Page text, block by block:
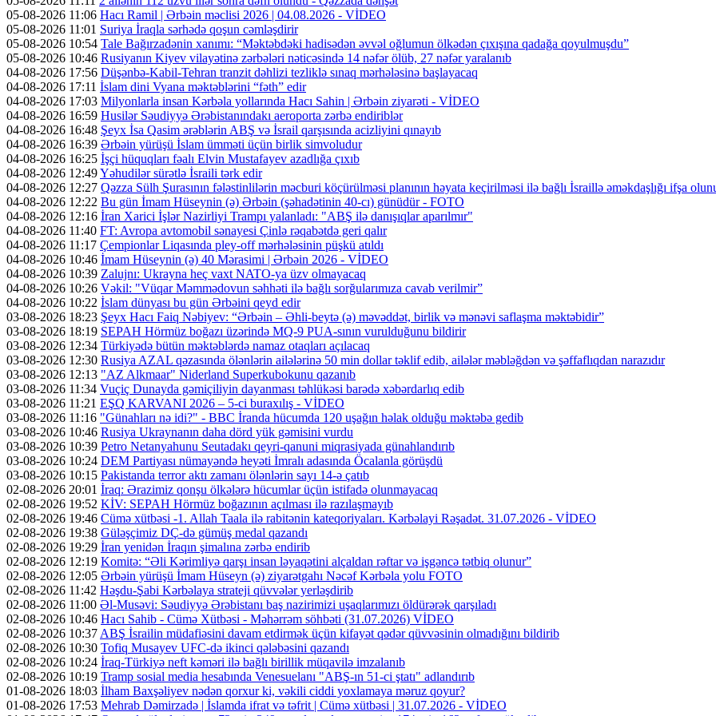
05-08-2026 11:06 Hacı Ramil | Ərbəin məclisi 2026 | 04.08.2026 - VİDEO
05-08-2026 11:01 Suriya İraqla sərhədə qoşun cəmləşdirir
05-08-2026 10:54 Tale Bağırzadənin xanımı: “Məktəbdəki hadisədən əvvəl oğlumun ölkədən çıxışına qadağa qoyulmuşdu”
05-08-2026 10:46 Rusiyanın Kiyev vilayətinə zərbələri nəticəsində 14 nəfər ölüb, 27 nəfər yaralanıb
04-08-2026 17:56 Düşənbə-Kabil-Tehran tranzit dəhlizi tezliklə sınaq mərhələsinə başlayacaq
04-08-2026 17:11 İslam dini Vyana məktəblərini “fəth” edir
04-08-2026 17:03 Milyonlarla insan Kərbəla yollarında Hacı Sahin | Ərbəin ziyarəti - VİDEO
04-08-2026 16:59 Husilər Səudiyyə Ərəbistanındakı aeroporta zərbə endiriblər
04-08-2026 16:48 Şeyx İsa Qasim ərəblərin ABŞ və İsrail qarşısında acizliyini qınayıb
04-08-2026 16:39 Ərbəin yürüşü İslam ümməti üçün birlik simvoludur
04-08-2026 16:25 İşçi hüquqları fəalı Elvin Mustafayev azadlığa çıxıb
04-08-2026 12:49Yəhudilər sürətlə İsraili tərk edir
04-08-2026 12:27 Qəzza Sülh Şurasının fələstinlilərin məcburi köçürülməsi planının həyata keçirilməsi ilə bağlı İsraillə əməkdaşlığı ifşa
04-08-2026 12:22 Bu gün İmam Hüseynin (ə) Ərbəin (şəhadətinin 40-cı) günüdür - FOTO
04-08-2026 12:16 İran Xarici İşlər Nazirliyi Trampı yalanladı: "ABŞ ilə danışıqlar aparılmır"
04-08-2026 11:40 FT: Avropa avtomobil sənayesi Çinlə rəqabətdə geri qalır
04-08-2026 11:17 Çempionlar Liqasında pley-off mərhələsinin püşkü atıldı
04-08-2026 10:46 İmam Hüseynin (ə) 40 Mərasimi | Ərbəin 2026 - VİDEO
04-08-2026 10:39 Zalujnı: Ukrayna heç vaxt NATO-ya üzv olmayacaq
04-08-2026 10:26 Vəkil: "Vüqar Məmmədovun səhhəti ilə bağlı sorğularımıza cavab verilmir”
04-08-2026 10:22 İslam dünyası bu gün Ərbəini qeyd edir
03-08-2026 18:23 Şeyx Hacı Faiq Nəbiyev: “Ərbəin – Əhli-beytə (ə) məvəddət, birlik və mənəvi saflaşma məktəbidir”
03-08-2026 18:19 SEPAH Hörmüz boğazı üzərində MQ-9 PUA-sının vurulduğunu bildirir
03-08-2026 12:34 Türkiyədə bütün məktəblərdə namaz otaqları açılacaq
03-08-2026 12:30 Rusiya AZAL qəzasında ölənlərin ailələrinə 50 min dollar təklif edib, ailələr məbləğdən və şəffaflıqdan narazıdır
03-08-2026 12:13 "AZ Alkmaar" Niderland Superkubokunu qazanıb
03-08-2026 11:34 Vuçiç Dunayda gəmiçiliyin dayanması təhlükəsi barədə xəbərdarlıq edib
03-08-2026 11:21 EŞQ KARVANI 2026 – 5-ci buraxılış - VİDEO
03-08-2026 11:16 "Günahları nə idi?" - BBC İranda hücumda 120 uşağın həlak olduğu məktəbə gedib
03-08-2026 10:46 Rusiya Ukraynanın daha dörd yük gəmisini vurdu
03-08-2026 10:39 Petro Netanyahunu Seutadakı qeyri-qanuni miqrasiyada günahlandırıb
03-08-2026 10:24 DEM Partiyası nümayəndə heyəti İmralı adasında Öcalanla görüşdü
03-08-2026 10:15 Pakistanda terror aktı zamanı ölənlərin sayı 14-ə çatıb
02-08-2026 20:01 İraq: Ərazimiz qonşu ölkələrə hücumlar üçün istifadə olunmayacaq
02-08-2026 19:52 KİV: SEPAH Hörmüz boğazının açılması ilə razılaşmayıb
02-08-2026 19:46 Cümə xütbəsi -1. Allah Taala ilə rabitənin kateqoriyaları. Kərbəlayi Rəşadət. 31.07.2026 - VİDEO
02-08-2026 19:38 Güləşçimiz DÇ-də gümüş medal qazandı
02-08-2026 19:29 İran yenidən İraqın şimalına zərbə endirib
02-08-2026 12:19 Komitə: “Əli Kərimliyə qarşı insan ləyaqətini alçaldan rəftar və işgəncə tətbiq olunur”
02-08-2026 12:05 Ərbəin yürüşü İmam Hüseyn (ə) ziyarətgahı Nəcəf Kərbəla yolu FOTO
02-08-2026 11:42 Həşdu-Şabi Kərbəlaya strateji qüvvələr yerləşdirib
02-08-2026 11:00 Əl-Musəvi: Səudiyyə Ərəbistanı baş nazirimizi uşaqlarımızı öldürərək qarşıladı
02-08-2026 10:46 Hacı Sahib - Cümə Xütbəsi - Məhərrəm söhbəti (31.07.2026) VİDEO
02-08-2026 10:37 ABŞ İsrailin müdafiəsini davam etdirmək üçün kifayət qədər qüvvəsinin olmadığını bildirib
02-08-2026 10:30 Tofiq Musayev UFC-də ikinci qələbəsini qazandı
02-08-2026 10:24 İraq-Türkiyə neft kəməri ilə bağlı birillik müqavilə imzalanıb
02-08-2026 10:19 Tramp sosial media hesabında Venesuelanı "ABŞ-ın 51-ci ştatı" adlandırıb
01-08-2026 18:03 İlham Baxşəliyev nədən qorxur ki, vəkili ciddi yoxlamaya məruz qoyur?
01-08-2026 17:53 Mehrab Dəmirzadə | İslamda ifrat və təfrit | Cümə xütbəsi | 31.07.2026 - VİDEO